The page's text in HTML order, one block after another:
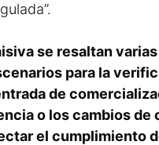
se resaltan
para la
de
o los cambios
el cumplimiento